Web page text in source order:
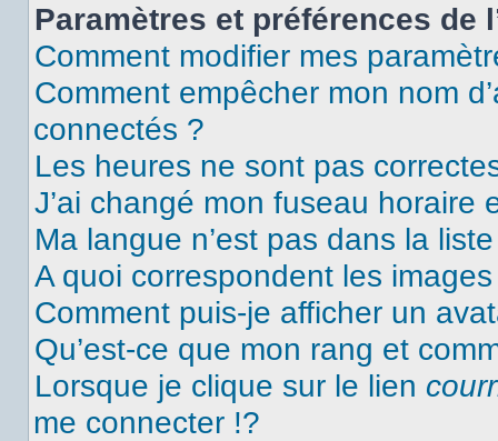
Paramètres et préférences de
Comment modifier mes
Comment empêcher mon nom
connectés ?
Les heures ne sont pas
J’ai changé mon fuseau horaire
Ma langue n’est pas dans la
A quoi correspondent les
Comment puis-je afficher un
Qu’est-ce que mon rang et
Lorsque je clique sur le lien
me connecter !?